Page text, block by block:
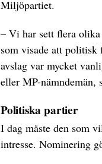
Miljöpartiet.
– Vi har sett flera
som visade att
avslag var mycket
eller MP-nämndemän,
Politiska partier
I dag måste den som
intresse. Nominering